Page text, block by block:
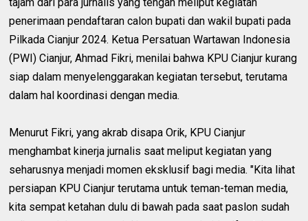
penerimaan pendaftaran calon bupati dan wakil bupati pada
Pilkada Cianjur 2024. Ketua Persatuan Wartawan Indonesia
(PWI) Cianjur, Ahmad Fikri, menilai bahwa KPU Cianjur kurang
siap dalam menyelenggarakan kegiatan tersebut, terutama
dalam hal koordinasi dengan media.
Menurut Fikri, yang akrab disapa Orik, KPU Cianjur
menghambat kinerja jurnalis saat meliput kegiatan yang
seharusnya menjadi momen eksklusif bagi media. "Kita lihat
persiapan KPU Cianjur terutama untuk teman-teman media,
kita sempat ketahan dulu di bawah pada saat paslon sudah